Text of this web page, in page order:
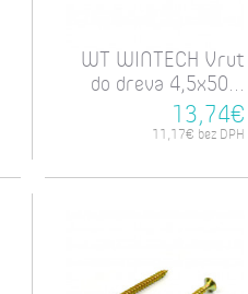
WT WINTECH Vrut
do dreva 4,5x50...
13,74€
11,17€ bez DPH